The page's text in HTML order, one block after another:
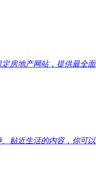
房地产网站，提供最全
贴近生活的内容，你可